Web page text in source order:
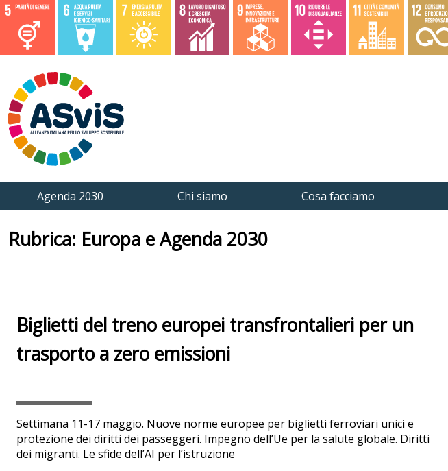
Agenda 2030 Chi siamo Cosa facciamo
Rubrica: Europa e Agenda 2030
Biglietti del treno europei transfrontalieri per un
trasporto a zero emissioni
Settimana 11-17 maggio. Nuove norme europee per biglietti ferroviari unici e
protezione dei diritti dei passeggeri. Impegno dell’Ue per la salute globale. Diritti
dei migranti. Le sfide dell’AI per l’istruzione